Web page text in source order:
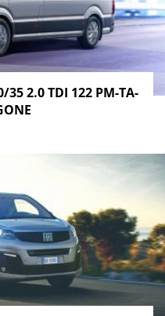
35 2.0 TDI 122 PM-TA-